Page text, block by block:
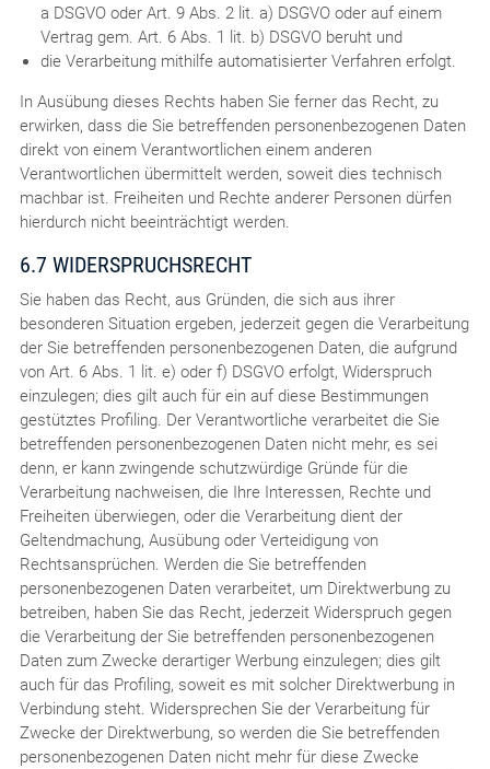
a DSGVO oder Art. 9 Abs. 2 lit. a) DSGVO oder auf einem
Vertrag gem. Art. 6 Abs. 1 lit. b) DSGVO beruht und
die Verarbeitung mithilfe automatisierter Verfahren erfolgt.
In Ausübung dieses Rechts haben Sie ferner das Recht, zu
erwirken, dass die Sie betreffenden personenbezogenen Daten
direkt von einem Verantwortlichen einem anderen
Verantwortlichen übermittelt werden, soweit dies technisch
machbar ist. Freiheiten und Rechte anderer Personen dürfen
hierdurch nicht beeinträchtigt werden.
6.7 WIDERSPRUCHSRECHT
Sie haben das Recht, aus Gründen, die sich aus ihrer
besonderen Situation ergeben, jederzeit gegen die Verarbeitung
der Sie betreffenden personenbezogenen Daten, die aufgrund
von Art. 6 Abs. 1 lit. e) oder f) DSGVO erfolgt, Widerspruch
einzulegen; dies gilt auch für ein auf diese Bestimmungen
gestütztes Profiling. Der Verantwortliche verarbeitet die Sie
betreffenden personenbezogenen Daten nicht mehr, es sei
denn, er kann zwingende schutzwürdige Gründe für die
Verarbeitung nachweisen, die Ihre Interessen, Rechte und
Freiheiten überwiegen, oder die Verarbeitung dient der
Geltendmachung, Ausübung oder Verteidigung von
Rechtsansprüchen. Werden die Sie betreffenden
personenbezogenen Daten verarbeitet, um Direktwerbung zu
betreiben, haben Sie das Recht, jederzeit Widerspruch gegen
die Verarbeitung der Sie betreffenden personenbezogenen
Daten zum Zwecke derartiger Werbung einzulegen; dies gilt
auch für das Profiling, soweit es mit solcher Direktwerbung in
Verbindung steht. Widersprechen Sie der Verarbeitung für
Zwecke der Direktwerbung, so werden die Sie betreffenden
personenbezogenen Daten nicht mehr für diese Zwecke